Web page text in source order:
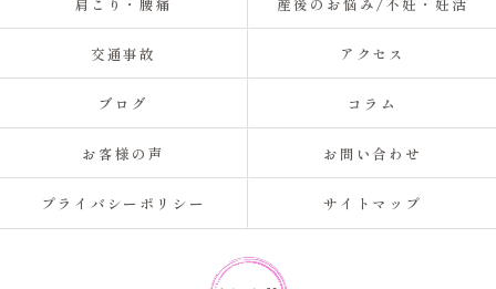
交通事故 アクセス
ブログ コラム
お客様の声 お問い合わせ
プライバシーポリシー サイトマップ